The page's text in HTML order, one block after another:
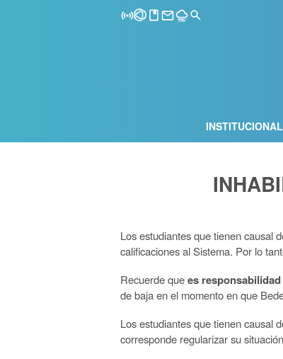
INSTITUCIONAL
Los estudiantes que tienen causal
calificaciones al Sistema. Por lo
Recuerde quees
de baja en el momento en que
Los estudiantes que tienen causal
corresponde regularizar su